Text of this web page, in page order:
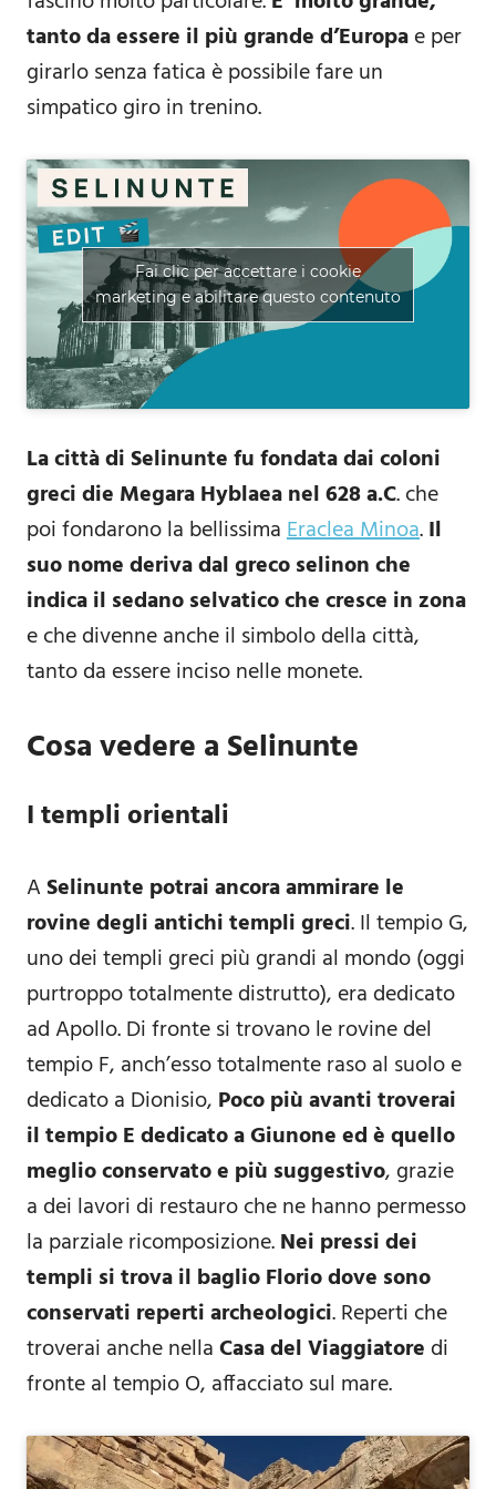
tanto da essere il più grande d’Europae per
girarlo senza fatica è possibile fare un
simpatico giro in trenino.
Fai clic per accettare i cookie
marketing e abilitare questo contenuto
La città di Selinunte fu fondata dai coloni
greci die Megara Hyblaea nel 628 a.C. che
poi fondarono la bellissimaEraclea Minoa.Il
suo nome deriva dal greco selinon che
indica il sedano selvatico che cresce in zona
e che divenne anche il simbolo della città,
tanto da essere inciso nelle monete.
Cosa vedere a Selinunte
I templi orientali
ASelinunte potrai ancora ammirare le
rovine degli antichi templi greci. Il tempio G,
uno dei templi greci più grandi al mondo (oggi
purtroppo totalmente distrutto), era dedicato
ad Apollo. Di fronte si trovano le rovine del
tempio F, anch’esso totalmente raso al suolo e
dedicato a Dionisio, Poco più avanti troverai
il tempio E dedicato a Giunone ed è quello
meglio conservato e più suggestivo, grazie
a dei lavori di restauro che ne hanno permesso
la parziale ricomposizione.Nei pressi dei
templi si trova il baglio Florio dove sono
conservati reperti archeologici. Reperti che
troverai anche nellaCasa del Viaggiatoredi
fronte al tempio O, affacciato sul mare.